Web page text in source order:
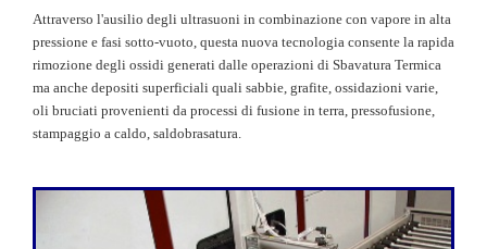
Attraverso l'ausilio degli ultrasuoni in combinazione con vapore in alta
pressione e fasi sotto-vuoto, questa nuova tecnologia consente la rapida
rimozione degli ossidi generati dalle operazioni di Sbavatura Termica
ma anche depositi superficiali quali sabbie, grafite, ossidazioni varie,
oli bruciati provenienti da processi di fusione in terra, pressofusione,
stampaggio a caldo, saldobrasatura.